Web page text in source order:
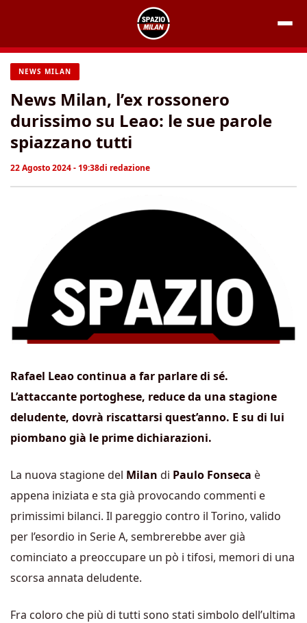
contenuto
NEWS MILAN
News Milan, l’ex rossonero
durissimo su Leao: le sue parole
spiazzano tutti
22 Agosto 2024 - 19:38di redazione
Rafael Leao continua a far parlare di sé.
L’attaccante portoghese, reduce da una stagione
deludente, dovrà riscattarsi quest’anno. E su di lui
piombano già le primedichiarazioni.
La nuova stagione del Milan di Paulo Fonseca è
appena iniziata e sta già provocando commenti e
primissimi bilanci. Il pareggio contro il Torino, valido
per l’esordio in Serie A, sembrerebbe aver già
cominciato a preoccupare un pò i tifosi, memori di una
scorsa annata deludente.
Fra coloro che più di tutti sono stati simbolo dell’ultima